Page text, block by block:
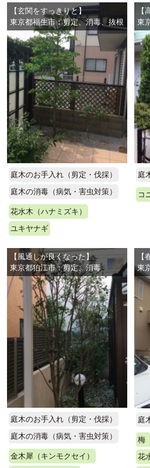
【玄関をすっきりと】
東京都福生市：剪定、消毒、抜根
庭木のお手入れ（剪定・伐採）
庭木の消毒（病気・害虫対策）
花水木（ハナミズキ）
ユキヤナギ
東
庭
コ
【風通しが良くなった】
東京都狛江市：剪定、消毒
庭木のお手入れ（剪定・伐採）
庭木の消毒（病気・害虫対策）
金木犀（キンモクセイ）
【
東
庭
梅
花